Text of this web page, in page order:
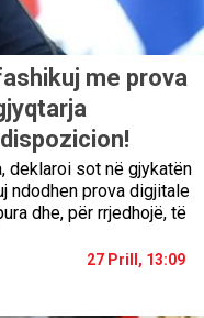
me prova
deklaroi sot në gjykatën
ndodhen prova digjitale
dhe, për rrjedhojë, të
27 Prill, 13:09